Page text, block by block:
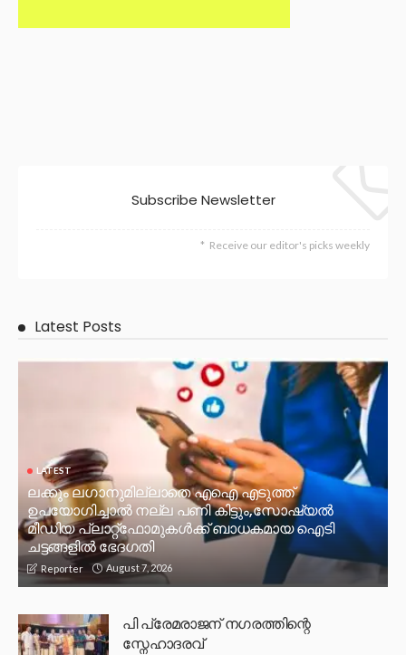
Subscribe Newsletter
Receive our editor's picks weekly
Latest Posts
LATEST
ലക്കും ലഗാനുമില്ലാതെ എഐ എടുത്ത്
ഉപയോഗിച്ചാല്‍ നല്ല പണി കിട്ടും,സോഷ്യല്‍
മീഡിയ പ്ലാറ്റ്‌ഫോമുകള്‍ക്ക് ബാധകമായ ഐടി
ചട്ടങ്ങളില്‍ ഭേദഗതി
Reporter August 7, 2026
പി പ്രേമരാജന് നഗരത്തിന്റെ
സ്നേഹാദരവ്